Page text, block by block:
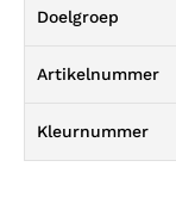
Doelgroep
Artikelnummer
Kleurnummer